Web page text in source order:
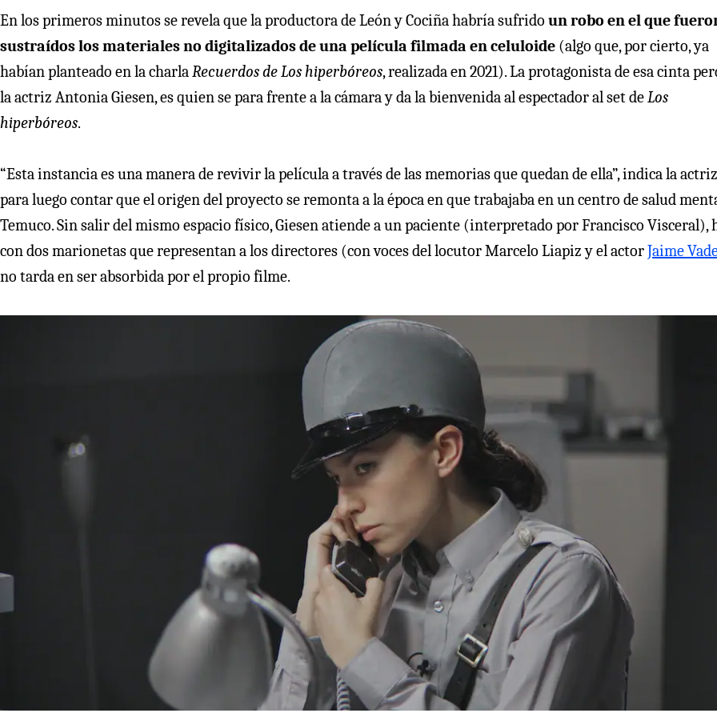
En los primeros minutos se revela que la productora de León y Cociña habría sufrido un robo en el que
sustraídos los materiales no digitalizados de una película filmada en celuloide (algo que, por cierto, ya
habían planteado en la charlaRecuerdos de Los hiperbóreos, realizada en 2021). La protagonista de esa cinta
la actriz Antonia Giesen, es quien se para frente a la cámara y da la bienvenida al espectador al set deLos
hiperbóreos.
“Esta instancia es una manera de revivir la película a través de las memorias que quedan de ella”, indica la
para luego contar que el origen del proyecto se remonta a la época en que trabajaba en un centro de salud
Temuco. Sin salir del mismo espacio físico, Giesen atiende a un paciente (interpretado por Francisco Visceral),
con dos marionetas que representan a los directores (con voces del locutor Marcelo Liapiz y el actorJaime
no tarda en ser absorbida por el propio filme.